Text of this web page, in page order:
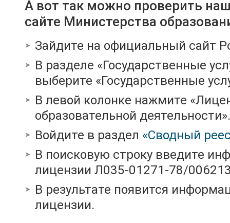
А вот так можно проверить
сайте Министерства
Зайдите на официальный сайт
В разделе «Государственные
выберите «Государственные
В левой колонке нажмите
образовательной деятельности».
Войдите в раздел «Сводный
В поисковую строку введите
лицензии Л035-01271-78/
В результате появится
лицензии.